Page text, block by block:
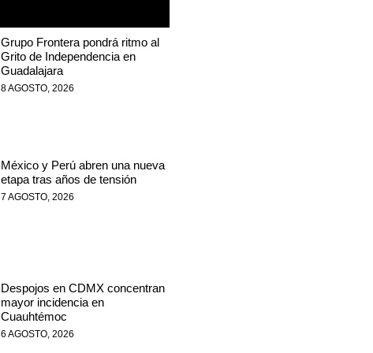
Grupo Frontera pondrá ritmo al
Grito de Independencia en
Guadalajara
8 AGOSTO, 2026
México y Perú abren una nueva
etapa tras años de tensión
7 AGOSTO, 2026
Despojos en CDMX concentran
mayor incidencia en
Cuauhtémoc
6 AGOSTO, 2026